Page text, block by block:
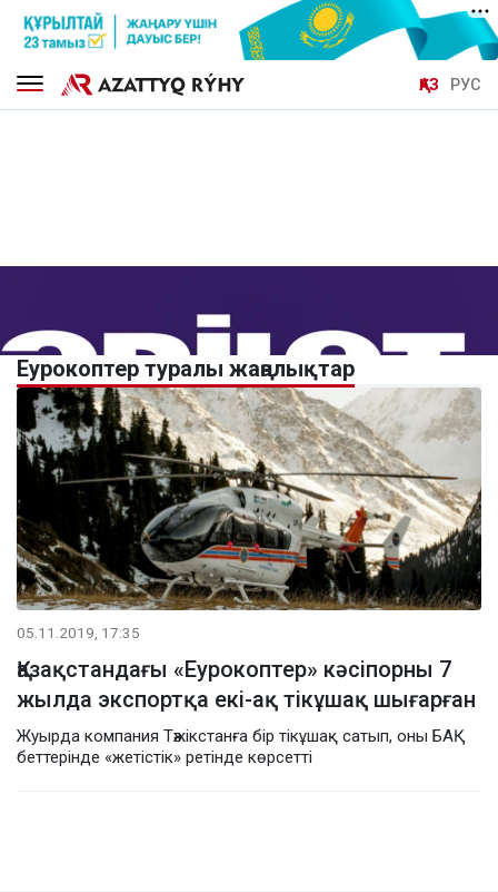
ҚАЗ РУС
Еурокоптер туралы жаңалықтар
05.11.2019, 17:35
Қазақстандағы «Еурокоптер» кәсіпорны 7
жылда экспортқа екі-ақ тікұшақ шығарған
Жуырда компания Тәжікстанға бір тікұшақ сатып, оны БАҚ
беттерінде «жетістік» ретінде көрсетті